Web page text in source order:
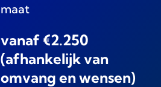
maat
vanaf €2.250
(afhankelijk van
omvang en wensen)